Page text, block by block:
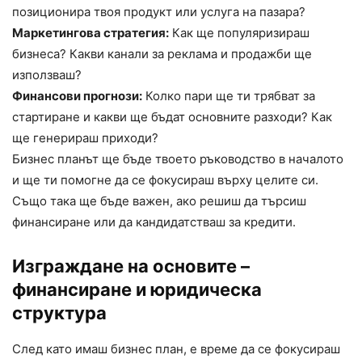
позиционира твоя продукт или услуга на пазара?
Маркетингова стратегия: Как ще популяризираш
бизнеса? Какви канали за реклама и продажби ще
използваш?
Финансови прогнози: Колко пари ще ти трябват за
стартиране и какви ще бъдат основните разходи? Как
ще генерираш приходи?
Бизнес планът ще бъде твоето ръководство в началото
и ще ти помогне да се фокусираш върху целите си.
Също така ще бъде важен, ако решиш да търсиш
финансиране или да кандидатстваш за кредити.
Изграждане на основите –
финансиране и юридическа
структура
След като имаш бизнес план, е време да се фокусираш